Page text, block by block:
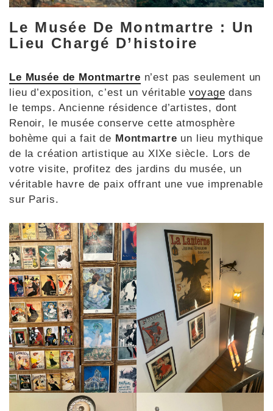
Le Musée De Montmartre : Un
Lieu Chargé D’histoire
Le Musée de Montmartre n’est pas seulement un
lieu d’exposition, c’est un véritablevoyage dans
le temps. Ancienne résidence d’artistes, dont
Renoir, le musée conserve cette atmosphère
bohème qui a fait de Montmartre un lieu mythique
de la création artistique au XIXe siècle. Lors de
votre visite, profitez des jardins du musée, un
véritable havre de paix offrant une vue imprenable
sur Paris.